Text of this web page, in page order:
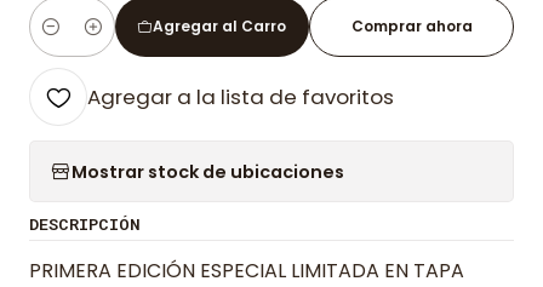
Cantidad
Agregar al Carro Comprar ahora
Agregar a la lista de favoritos
Mostrar stock de ubicaciones
DESCRIPCIÓN
PRIMERA EDICIÓN ESPECIAL LIMITADA EN TAPA